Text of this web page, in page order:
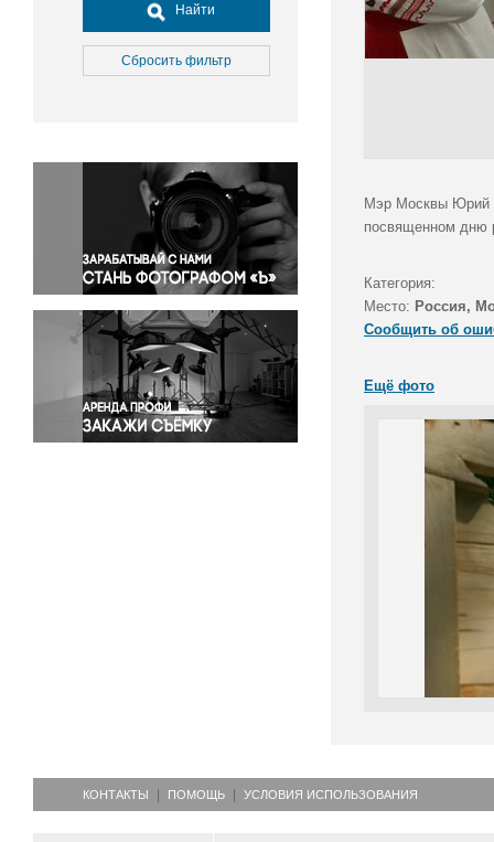
Досуг, туризм и отдых
Культура
Медицина
Окружающая среда
Политика
Правосудие
Происшествия и конфликты
Религия
Светская жизнь
Спорт
Экология
Экономика и бизнес
Найти
Сбросить фильтр
Мэр Москвы Юрий
посвященном дню
Категория:
Место: Россия,
Сообщить об
Ещё фото
КОНТАКТЫ ПОМОЩЬ УСЛОВИЯ ИСПОЛЬЗОВАНИЯ